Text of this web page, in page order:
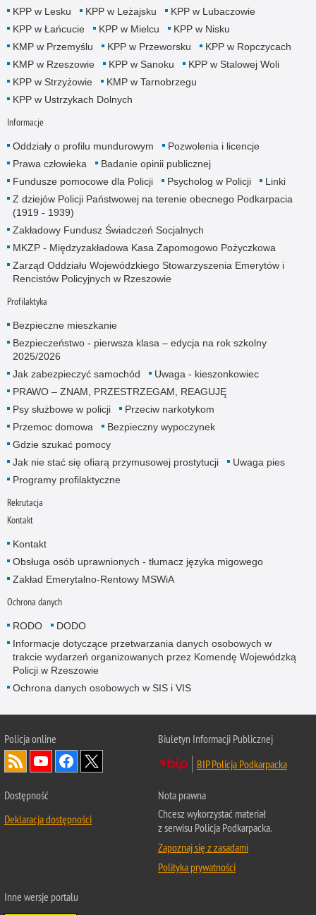
KPP w Lesku
KPP w Leżajsku
KPP w Lubaczowie
KPP w Łańcucie
KPP w Mielcu
KPP w Nisku
KMP w Przemyślu
KPP w Przeworsku
KPP w Ropczycach
KMP w Rzeszowie
KPP w Sanoku
KPP w Stalowej Woli
KPP w Strzyżowie
KMP w Tarnobrzegu
KPP w Ustrzykach Dolnych
Informacje
Oddziały o profilu mundurowym
Pozwolenia i licencje
Prawa człowieka
Badanie opinii publicznej
Fundusze pomocowe dla Policji
Psycholog w Policji
Linki
Z dziejów Policji Państwowej na terenie obecnego Podkarpacia
(1919 - 1939)
Zakładowy Fundusz Świadczeń Socjalnych
MKZP - Międzyzakładowa Kasa Zapomogowo Pożyczkowa
Zarząd Oddziału Wojewódzkiego Stowarzyszenia Emerytów i
Rencistów Policyjnych w Rzeszowie
Profilaktyka
Bezpieczne mieszkanie
Bezpieczeństwo - pierwsza klasa – edycja na rok szkolny
2025/2026
Jak zabezpieczyć samochód
Uwaga - kieszonkowiec
PRAWO – ZNAM, PRZESTRZEGAM, REAGUJĘ
Psy służbowe w policji
Przeciw narkotykom
Przemoc domowa
Bezpieczny wypoczynek
Gdzie szukać pomocy
Jak nie stać się ofiarą przymusowej prostytucji
Uwaga pies
Programy profilaktyczne
Rekrutacja
Kontakt
Kontakt
Obsługa osób uprawnionych - tłumacz języka migowego
Zakład Emerytalno-Rentowy MSWiA
Ochrona danych
RODO
DODO
Informacje dotyczące przetwarzania danych osobowych w
trakcie wydarzeń organizowanych przez Komendę Wojewódzką
Policji w Rzeszowie
Ochrona danych osobowych w SIS i VIS
Policja online
Biuletyn Informacji Publicznej
BIP Policja Podkarpacka
Dostępność
Deklaracja dostępności
Nota prawna
Chcesz wykorzystać materiał
z serwisu Policja Podkarpacka.
Zapoznaj się z zasadami
Polityka prywatności
Inne wersje portalu